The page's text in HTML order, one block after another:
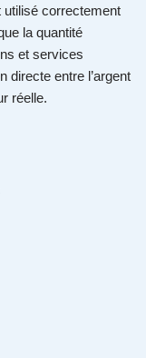
utilisé correctement
la quantité
et services
directe entre l’argent
réelle.